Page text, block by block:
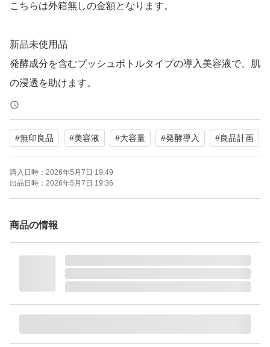
こちらは外箱無しの金額となります。
新品未使用品
発酵成分を含むプッシュボトルタイプの導入美容液で、肌
の浸透を助けます。
- 製品名: 発酵導入美容液
- タイプ: ブースター・導入液
- ブランド: 無印良品
- 容量: 100ml
- 使用方法: プッシュボトルタイプ
リの為、簡易包装となりますのでよろしくお願い致します
※商品の状態について
新品未使用ですが、自宅保管のため完璧を求める方はご購
#無印良品 #美容液 #大容量 #発酵導入 #良品計画
購入日時： 2026年5月7日 19:49
出品日時： 2026年5月7日 19:36
商品の情報